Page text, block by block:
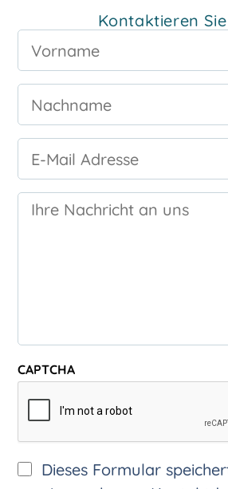
Kontaktieren
Vorname
Nachname
E-
Mail
Adresse
Ihre
Nachricht
CAPTCHA
ConsentDieses Formular